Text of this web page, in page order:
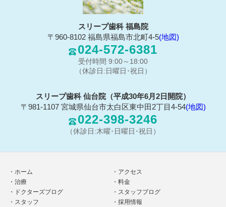
スリープ歯科 福島院
〒960-8102 福島県福島市北町4-5(地図)
024-572-6381
受付時間 9:00～18:00
（休診日:日曜日･祝日）
スリープ歯科 仙台院（平成30年6月2日開院）
〒981-1107 宮城県仙台市太白区東中田2丁目4-54(地図)
022-398-3246
（休診日:木曜･日曜日･祝日）
ホーム
アクセス
治療
料金
ドクターズブログ
スタッフブログ
スタッフ
採用情報